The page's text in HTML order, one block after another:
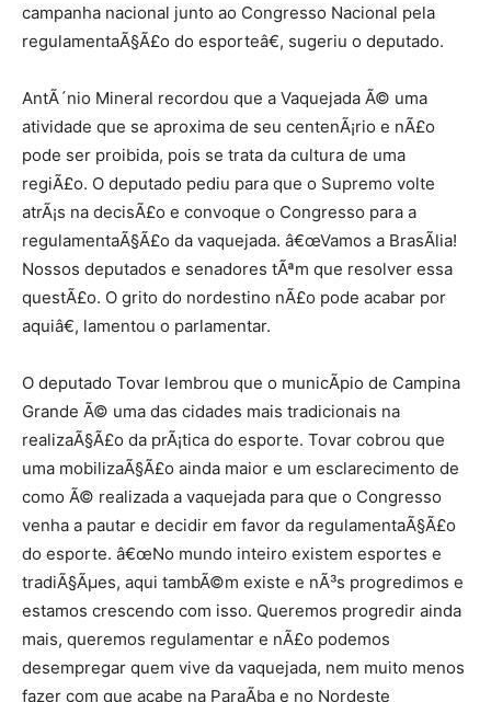
campanha nacional junto ao Congresso Nacional pela
regulamentaÃ§Ã£o do esporteâ€, sugeriu o deputado.
AntÃ´nio Mineral recordou que a Vaquejada Ã© uma
atividade que se aproxima de seu centenÃ¡rio e nÃ£o
pode ser proibida, pois se trata da cultura de uma
regiÃ£o. O deputado pediu para que o Supremo volte
atrÃ¡s na decisÃ£o e convoque o Congresso para a
regulamentaÃ§Ã£o da vaquejada. â€œVamos a BrasÃ­lia!
Nossos deputados e senadores tÃªm que resolver essa
questÃ£o. O grito do nordestino nÃ£o pode acabar por
aquiâ€, lamentou o parlamentar.
O deputado Tovar lembrou que o municÃ­pio de Campina
Grande Ã© uma das cidades mais tradicionais na
realizaÃ§Ã£o da prÃ¡tica do esporte. Tovar cobrou que
uma mobilizaÃ§Ã£o ainda maior e um esclarecimento de
como Ã© realizada a vaquejada para que o Congresso
venha a pautar e decidir em favor da regulamentaÃ§Ã£o
do esporte. â€œNo mundo inteiro existem esportes e
tradiÃ§Ãµes, aqui tambÃ©m existe e nÃ³s progredimos e
estamos crescendo com isso. Queremos progredir ainda
mais, queremos regulamentar e nÃ£o podemos
desempregar quem vive da vaquejada, nem muito menos
fazer com que acabe na ParaÃ­ba e no Nordeste